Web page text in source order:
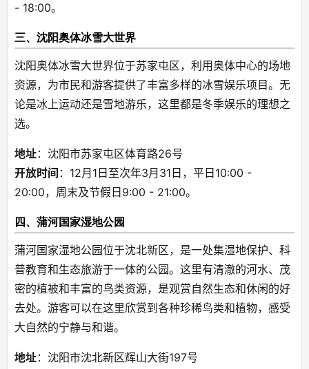
- 18:00。
三、沈阳奥体冰雪大世界
沈阳奥体冰雪大世界位于苏家屯区，利用奥体中心的场地
资源，为市民和游客提供了丰富多样的冰雪娱乐项目。无
论是冰上运动还是雪地游乐，这里都是冬季娱乐的理想之
选。
地址：沈阳市苏家屯区体育路26号
开放时间 ：12月1日至次年3月31日，平日10:00 -
20:00，周末及节假日9:00 - 21:00。
四、蒲河国家湿地公园
蒲河国家湿地公园位于沈北新区，是一处集湿地保护、科
普教育和生态旅游于一体的公园。这里有清澈的河水、茂
密的植被和丰富的鸟类资源，是观赏自然生态和休闲的好
去处。游客可以在这里欣赏到各种珍稀鸟类和植物，感受
大自然的宁静与和谐。
地址：沈阳市沈北新区辉山大街197号